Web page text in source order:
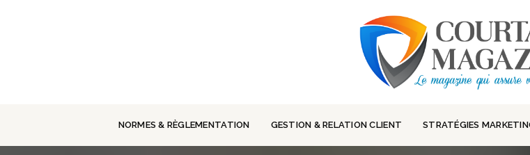
NORMES & RÈGLEMENTATION GESTION & RELATION CLIENT STRATÉGIES